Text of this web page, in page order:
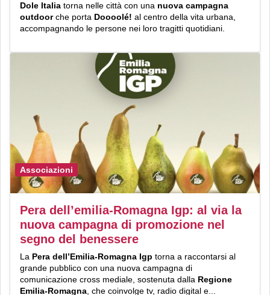
Dole Italia torna nelle città con una nuova campagna
outdoorche porta Doooolé! al centro della vita urbana,
accompagnando le persone nei loro tragitti quotidiani.
Associazioni
Pera dell’emilia-Romagna Igp: al via la
nuova campagna di promozione nel
segno del benessere
La Pera dell’Emilia-Romagna Igp torna a raccontarsi al
grande pubblico con una nuova campagna di
comunicazione cross mediale, sostenuta dalla Regione
Emilia-Romagna , che coinvolge tv, radio digital e...